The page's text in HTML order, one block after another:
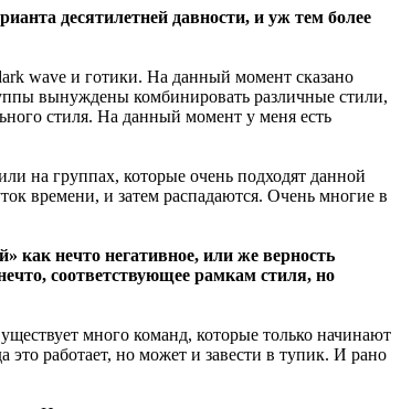
десятилетней давности, и уж тем более
wave и готики. На данный момент сказано
вынуждены комбинировать различные стили,
стиля. На данный момент у меня есть
на группах, которые очень подходят данной
времени, и затем распадаются. Очень многие в
как нечто негативное, или же верность
соответствующее рамкам стиля, но
много команд, которые только начинают
работает, но может и завести в тупик. И рано